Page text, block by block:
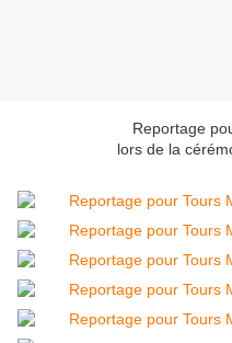
Reportage
lors de la